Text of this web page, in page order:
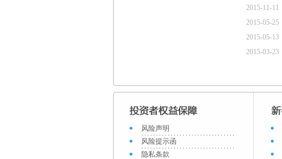
2015-11-11
2015-05-25
2015-05-13
2015-03-23
风险声明
风险提示函
隐私条款